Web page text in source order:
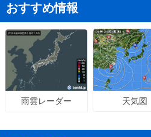
おすすめ情報
雨雲レーダー 天気図